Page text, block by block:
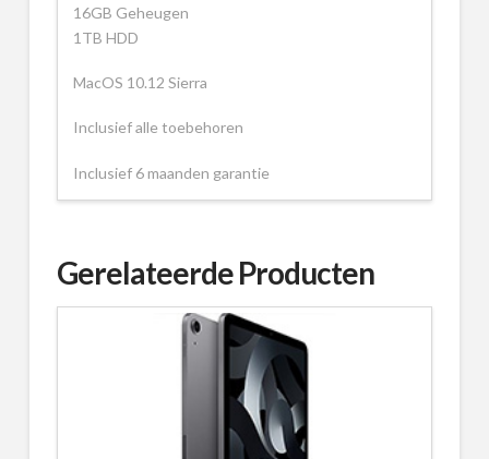
16GB Geheugen
1TB HDD
MacOS 10.12 Sierra
Inclusief alle toebehoren
Inclusief 6 maanden garantie
Gerelateerde Producten